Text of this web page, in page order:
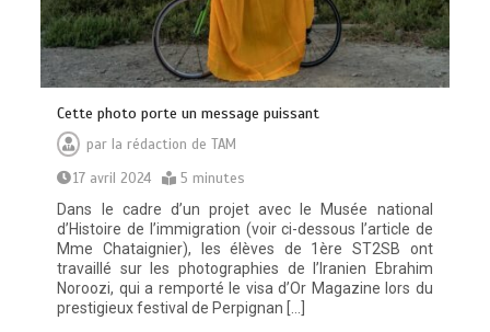
Cette photo porte un message puissant
par la rédaction de TAM
17 avril 2024
5 minutes
Dans le cadre d’un projet avec le Musée national
d’Histoire de l’immigration (voir ci-dessous l’article de
Mme Chataignier), les élèves de 1ère ST2SB ont
travaillé sur les photographies de l’Iranien Ebrahim
Noroozi, qui a remporté le visa d’Or Magazine lors du
prestigieux festival de Perpignan […]